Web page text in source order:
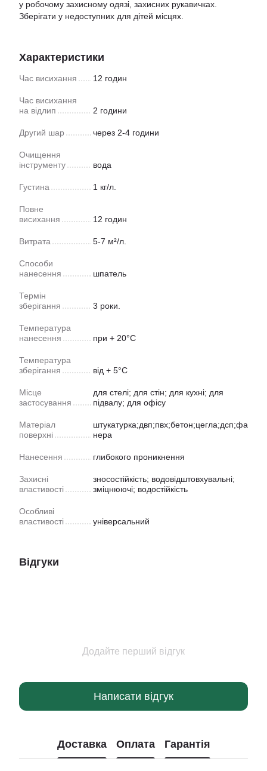
у робочому захисному одязі, захисних рукавичках.
Зберігати у недоступних для дітей місцях.
Характеристики
Час висихання 12 годин
Час висихання
на відлип
2 години
Другий шар через 2-4 години
Очищення
інструменту
вода
Густина 1 кг/л.
Повне
висихання
12 годин
Витрата 5-7 м²/л.
Способи
нанесення
шпатель
Термін
зберігання
3 роки.
Температура
нанесення
при + 20°С
Температура
зберігання
від + 5°С
Місце
застосування
для стелі; для стін; для кухні; для
підвалу; для офісу
Матеріал
поверхні
штукатурка;двп;пвх;бетон;цегла;дсп;фа
нера
Нанесення глибокого проникнення
Захисні
властивості
зносостійкість; водовідштовхувальні;
зміцнюючі; водостійкість
Особливі
властивості
універсальний
Відгуки
Додайте перший відгук
Написати відгук
Доставка Оплата Гарантія